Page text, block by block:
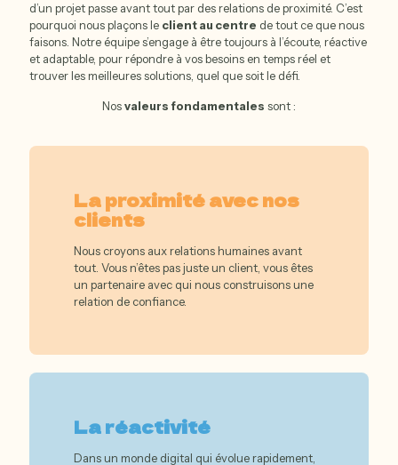
d’un projet passe avant tout par des relations de proximité. C’est
pourquoi nous plaçons le client au centre de tout ce que nous
faisons. Notre équipe s’engage à être toujours à l’écoute, réactive
et adaptable, pour répondre à vos besoins en temps réel et
trouver les meilleures solutions, quel que soit le défi.
Nosvaleurs fondamentales sont :
La proximité avec nos
clients
Nous croyons aux relations humaines avant
tout. Vous n’êtes pas juste un client, vous êtes
un partenaire avec qui nous construisons une
relation de confiance.
La réactivité
Dans un monde digital qui évolue rapidement,